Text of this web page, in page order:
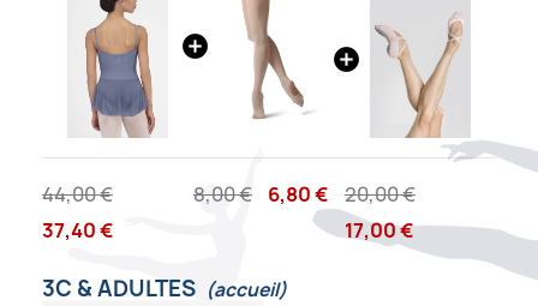
44,00 €
37,40 €
8,00 € 6,80 €
20,00 €
17,00 €
3C & ADULTES (accueil)